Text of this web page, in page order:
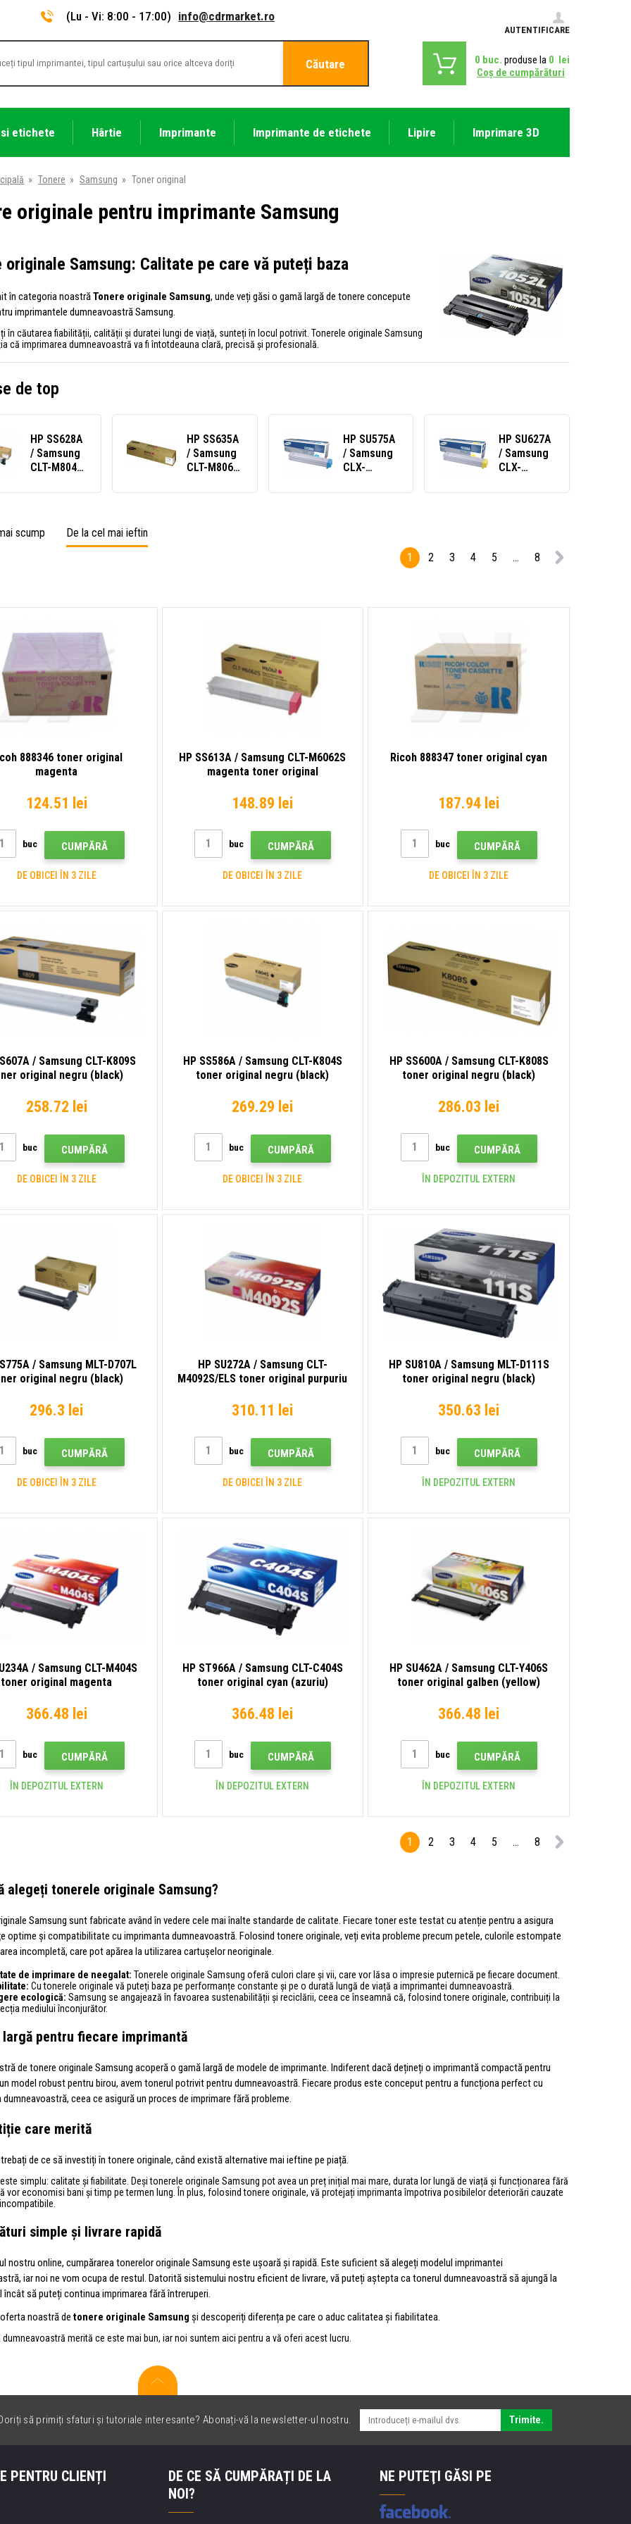
(Lu - Vi: 8:00 - 17:00) info@cdrmarket.ro
AUTENTIFICARE
Căutare 0 buc. produse la 0 lei
Coş de cumpărături
etichete Hârtie Imprimante Imprimante de etichete Lipire Imprimare 3D
» Tonere » Samsung » Toner original
originale pentru imprimante Samsung
originale Samsung: Calitate pe care vă puteți baza
în categoria noastrăTonere originale Samsung, unde veți găsi o gamă largă de tonere concepute
imprimantele dumneavoastră Samsung.
în căutarea fiabilității, calității și duratei lungi de viață, sunteți în locul potrivit. Tonerele originale Samsung
că imprimarea dumneavoastră va fi întotdeauna clară, precisă și profesională.
de top
HP SS628A
/ Samsung
CLT-M804S
original
HP SS635A
/ Samsung
CLT-M806S
original
HP SU575A
/ Samsung
CLX-
toner
HP SU627A
/ Samsung
CLX-
toner
scump
De la cel mai ieftin
1
2 3 4 5 ... 8
888346 toner original
magenta
124.51 lei
buc CUMPĂRĂ
DE OBICEI ÎN 3 ZILE
HP SS613A / Samsung CLT-M6062S
magenta toner original
148.89 lei
buc CUMPĂRĂ
DE OBICEI ÎN 3 ZILE
Ricoh 888347 toner original cyan
187.94 lei
buc CUMPĂRĂ
DE OBICEI ÎN 3 ZILE
/ Samsung CLT-K809S
original negru (black)
258.72 lei
buc CUMPĂRĂ
DE OBICEI ÎN 3 ZILE
HP SS586A / Samsung CLT-K804S
toner original negru (black)
269.29 lei
buc CUMPĂRĂ
DE OBICEI ÎN 3 ZILE
HP SS600A / Samsung CLT-K808S
toner original negru (black)
286.03 lei
buc CUMPĂRĂ
ÎN DEPOZITUL EXTERN
/ Samsung MLT-D707L
original negru (black)
296.3 lei
buc CUMPĂRĂ
DE OBICEI ÎN 3 ZILE
HP SU272A / Samsung CLT-
M4092S/ELS toner original purpuriu
310.11 lei
buc CUMPĂRĂ
DE OBICEI ÎN 3 ZILE
HP SU810A / Samsung MLT-D111S
toner original negru (black)
350.63 lei
buc CUMPĂRĂ
ÎN DEPOZITUL EXTERN
/ Samsung CLT-M404S
toner original magenta
366.48 lei
buc CUMPĂRĂ
ÎN DEPOZITUL EXTERN
HP ST966A / Samsung CLT-C404S
toner original cyan (azuriu)
366.48 lei
buc CUMPĂRĂ
ÎN DEPOZITUL EXTERN
HP SU462A / Samsung CLT-Y406S
toner original galben (yellow)
366.48 lei
buc CUMPĂRĂ
ÎN DEPOZITUL EXTERN
1 2 3 4 5 ... 8
alegeți tonerele originale Samsung?
Samsung sunt fabricate având în vedere cele mai înalte standarde de calitate. Fiecare toner este testat cu atenție pentru a asigura
optime și compatibilitate cu imprimanta dumneavoastră. Folosind tonere originale, veți evita probleme precum petele, culorile estompate
incompletă, care pot apărea la utilizarea cartușelor neoriginale.
de imprimare de neegalat: Tonerele originale Samsung oferă culori clare și vii, care vor lăsa o impresie puternică pe fiecare document.
Cu tonerele originale vă puteți baza pe performanțe constante și pe o durată lungă de viață a imprimantei dumneavoastră.
ecologică: Samsung se angajează în favoarea sustenabilității și reciclării, ceea ce înseamnă că, folosind tonere originale, contribuiți la
mediului înconjurător.
largă pentru fiecare imprimantă
de tonere originale Samsung acoperă o gamă largă de modele de imprimante. Indiferent dacă dețineți o imprimantă compactă pentru
model robust pentru birou, avem tonerul potrivit pentru dumneavoastră. Fiecare produs este conceput pentru a funcționa perfect cu
ceea ce asigură un proces de imprimare fără probleme.
care merită
de ce să investiți în tonere originale, când există alternative mai ieftine pe piață.
simplu: calitate și fiabilitate. Deși tonerele originale Samsung pot avea un preț inițial mai mare, durata lor lungă de viață și funcționarea fără
vor economisi bani și timp pe termen lung. În plus, folosind tonere originale, vă protejați imprimanta împotriva posibilelor deteriorări cauzate
simple și livrare rapidă
nostru online, cumpărarea tonerelor originale Samsung este ușoară și rapidă. Este suficient să alegeți modelul imprimantei
iar noi ne vom ocupa de restul. Datorită sistemului nostru eficient de livrare, vă puteți aștepta ca tonerul dumneavoastră să ajungă la
să puteți continua imprimarea fără întreruperi.
noastră de tonere originale Samsung și descoperiți diferența pe care o aduc calitatea și fiabilitatea.
merită ce este mai bun, iar noi suntem aici pentru a vă oferi acest lucru.
să primiți sfaturi și tutoriale interesante? Abonați-vă la newsletter-ul nostru. Trimite.
PENTRU CLIENȚI
DE CE SĂ CUMPĂRAȚI DE LA
NOI?
NE PUTEŢI GĂSI PE